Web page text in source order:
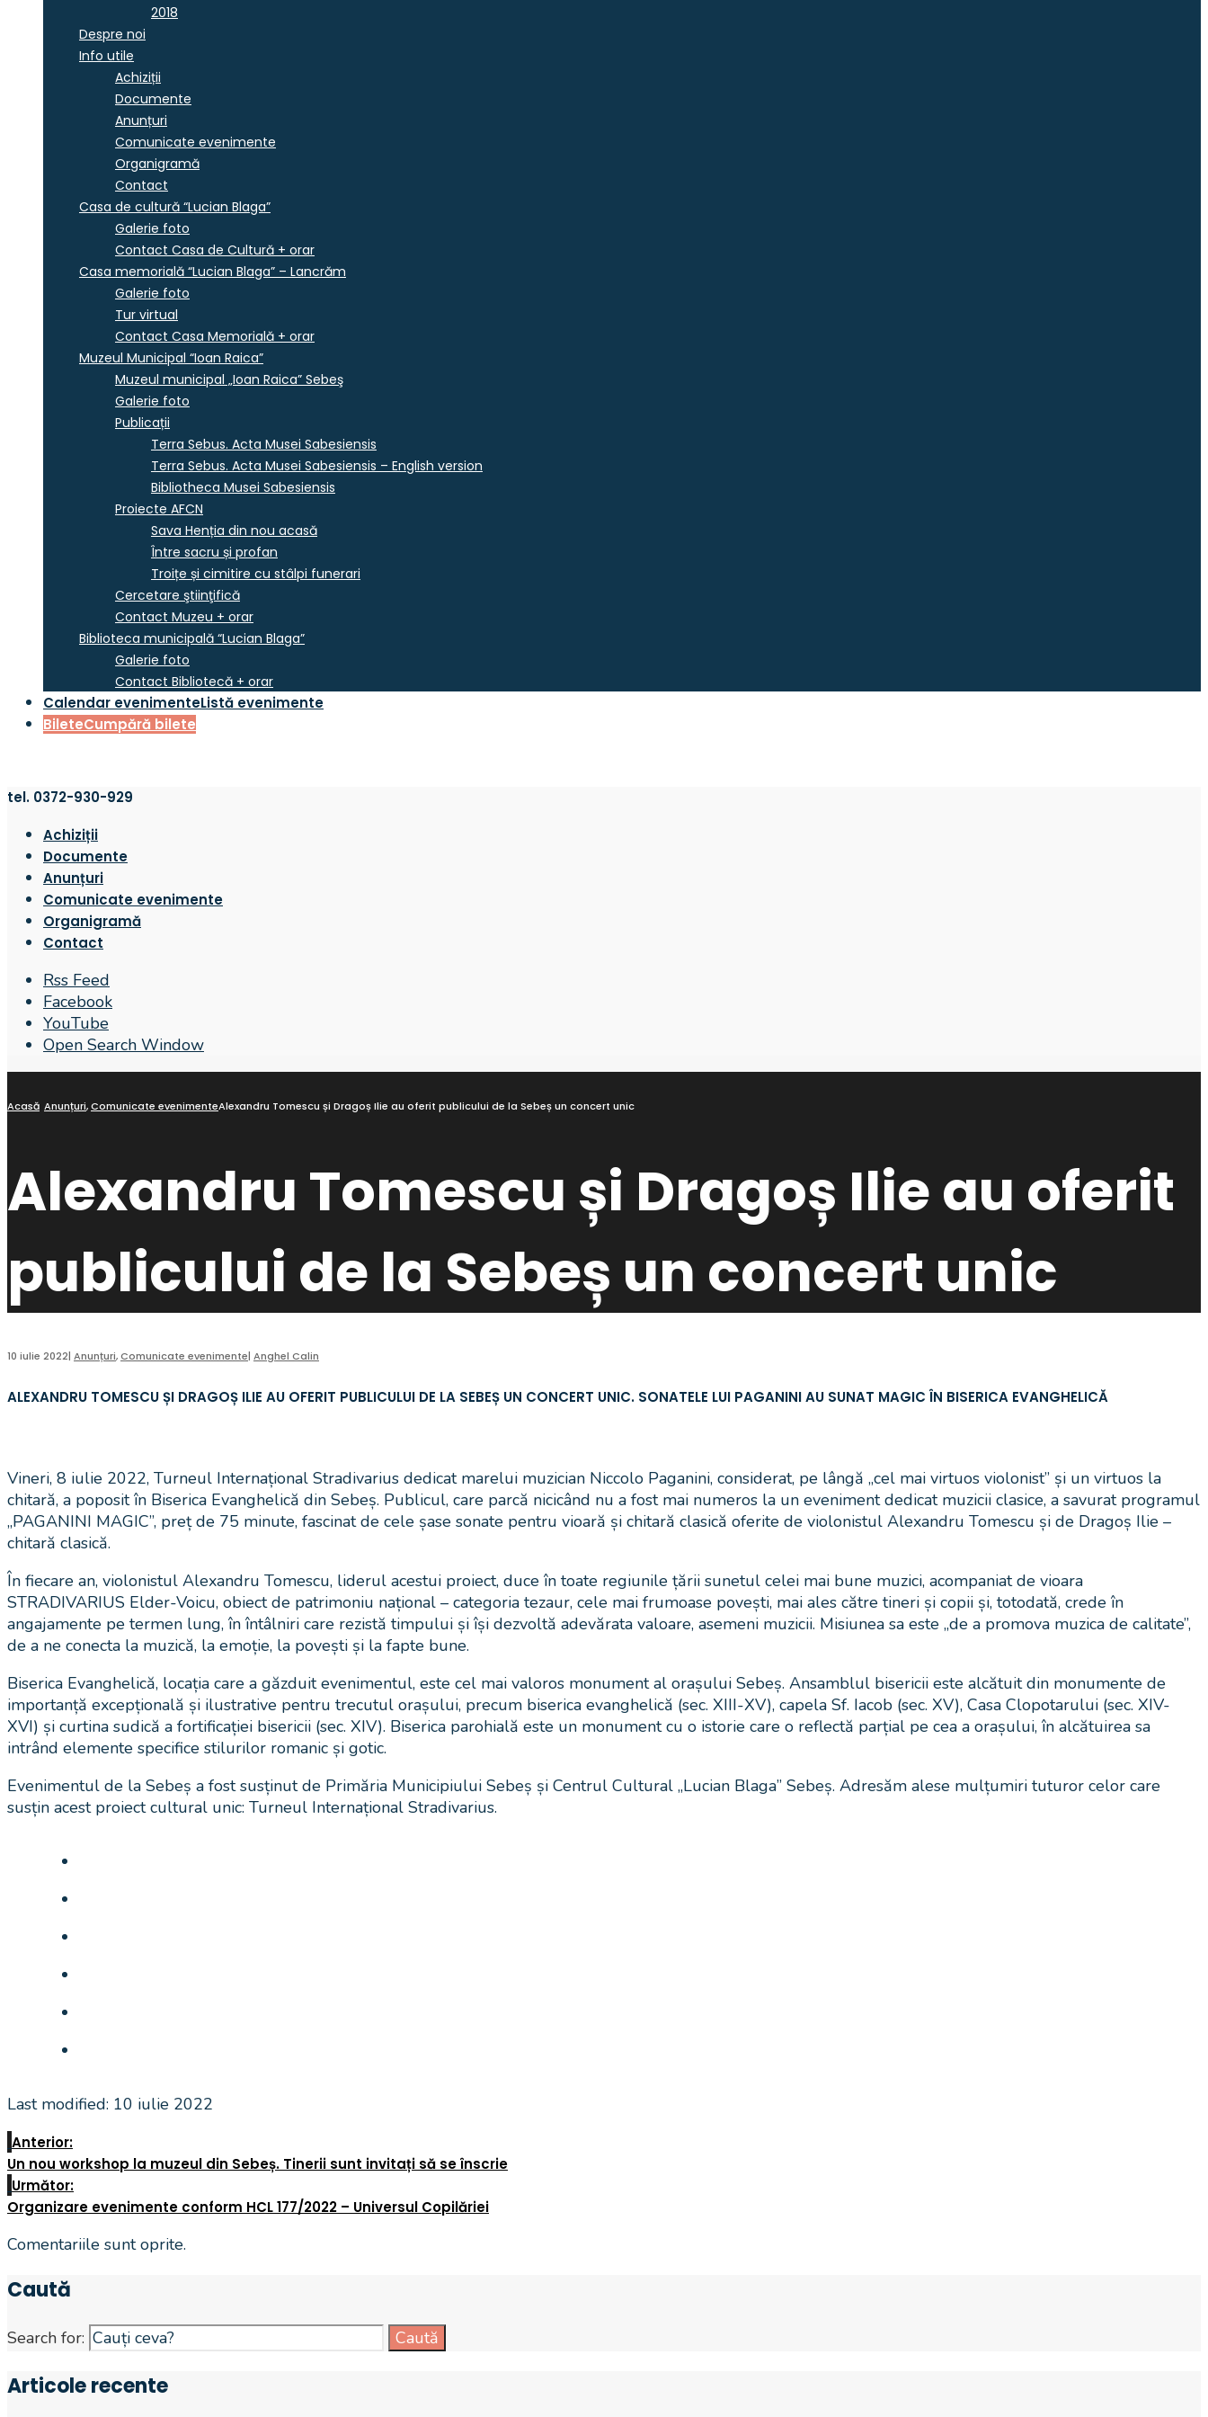
2018
Despre noi
Info utile
Achiziții
Documente
Anunțuri
Comunicate evenimente
Organigramă
Contact
Casa de cultură “Lucian Blaga”
Galerie foto
Contact Casa de Cultură + orar
Casa memorială “Lucian Blaga” – Lancrăm
Galerie foto
Tur virtual
Contact Casa Memorială + orar
Muzeul Municipal “Ioan Raica”
Muzeul municipal „Ioan Raica” Sebeş
Galerie foto
Publicații
Terra Sebus. Acta Musei Sabesiensis
Terra Sebus. Acta Musei Sabesiensis – English version
Bibliotheca Musei Sabesiensis
Proiecte AFCN
Sava Henția din nou acasă
Între sacru și profan
Troițe și cimitire cu stâlpi funerari
Cercetare ştiinţifică
Contact Muzeu + orar
Biblioteca municipală “Lucian Blaga”
Galerie foto
Contact Bibliotecă + orar
Calendar evenimenteListă evenimente
BileteCumpără bilete
tel. 0372-930-929
Achiziții
Documente
Anunțuri
Comunicate evenimente
Organigramă
Contact
Rss Feed
Facebook
YouTube
Open Search Window
Acasă Anunțuri,Comunicate evenimenteAlexandru Tomescu și Dragoș Ilie au oferit publicului de la Sebeș un concert unic
Alexandru Tomescu și Dragoș Ilie au oferit
publicului de la Sebeș un concert unic
10 iulie 2022| Anunțuri,Comunicate evenimente| Anghel Calin
ALEXANDRU TOMESCU ȘI DRAGOȘ ILIE AU OFERIT PUBLICULUI DE LA SEBEȘ UN CONCERT UNIC. SONATELE LUI PAGANINI AU SUNAT MAGIC ÎN BISERICA EVANGHELICĂ
Vineri, 8 iulie 2022, Turneul Internațional Stradivarius dedicat marelui muzician Niccolo Paganini, considerat, pe lângă „cel mai virtuos violonist” și un virtuos la
chitară, a poposit în Biserica Evanghelică din Sebeș. Publicul, care parcă nicicând nu a fost mai numeros la un eveniment dedicat muzicii clasice, a savurat programul
„PAGANINI MAGIC”, preț de 75 minute, fascinat de cele șase sonate pentru vioară și chitară clasică oferite de violonistul Alexandru Tomescu și de Dragoș Ilie –
chitară clasică.
În fiecare an, violonistul Alexandru Tomescu, liderul acestui proiect, duce în toate regiunile țării sunetul celei mai bune muzici, acompaniat de vioara
STRADIVARIUS Elder-Voicu, obiect de patrimoniu național – categoria tezaur, cele mai frumoase povești, mai ales către tineri și copii și, totodată, crede în
angajamente pe termen lung, în întâlniri care rezistă timpului și își dezvoltă adevărata valoare, asemeni muzicii. Misiunea sa este „de a promova muzica de calitate”,
de a ne conecta la muzică, la emoție, la povești și la fapte bune.
Biserica Evanghelică, locația care a găzduit evenimentul, este cel mai valoros monument al orașului Sebeș. Ansamblul bisericii este alcătuit din monumente de
importanță excepțională și ilustrative pentru trecutul orașului, precum biserica evanghelică (sec. XIII-XV), capela Sf. Iacob (sec. XV), Casa Clopotarului (sec. XIV-
XVI) și curtina sudică a fortificației bisericii (sec. XIV). Biserica parohială este un monument cu o istorie care o reflectă parțial pe cea a orașului, în alcătuirea sa
intrând elemente specifice stilurilor romanic și gotic.
Evenimentul de la Sebeș a fost susținut de Primăria Municipiului Sebeș și Centrul Cultural „Lucian Blaga” Sebeș. Adresăm alese mulțumiri tuturor celor care
susțin acest proiect cultural unic: Turneul Internațional Stradivarius.
Last modified: 10 iulie 2022
Anterior:
Un nou workshop la muzeul din Sebeș. Tinerii sunt invitați să se înscrie
Următor:
Organizare evenimente conform HCL 177/2022 – Universul Copilăriei
Comentariile sunt oprite.
Caută
Search for: Caută
Articole recente